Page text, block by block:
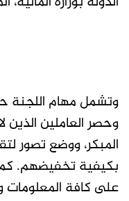
وتشمل مهام اللجنة
وحصر العاملين
المبكر، ووضع تصور
بكيفية تخفيضهم.
على كافة المعلومات